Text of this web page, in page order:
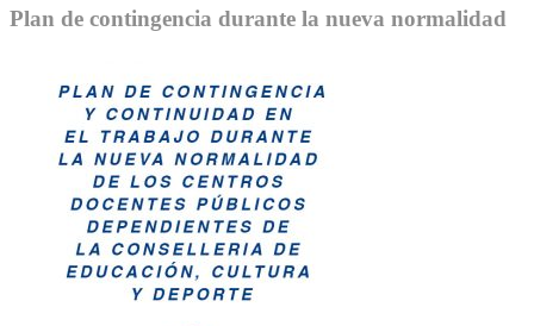
Plan de contingencia durante la nueva normalidad